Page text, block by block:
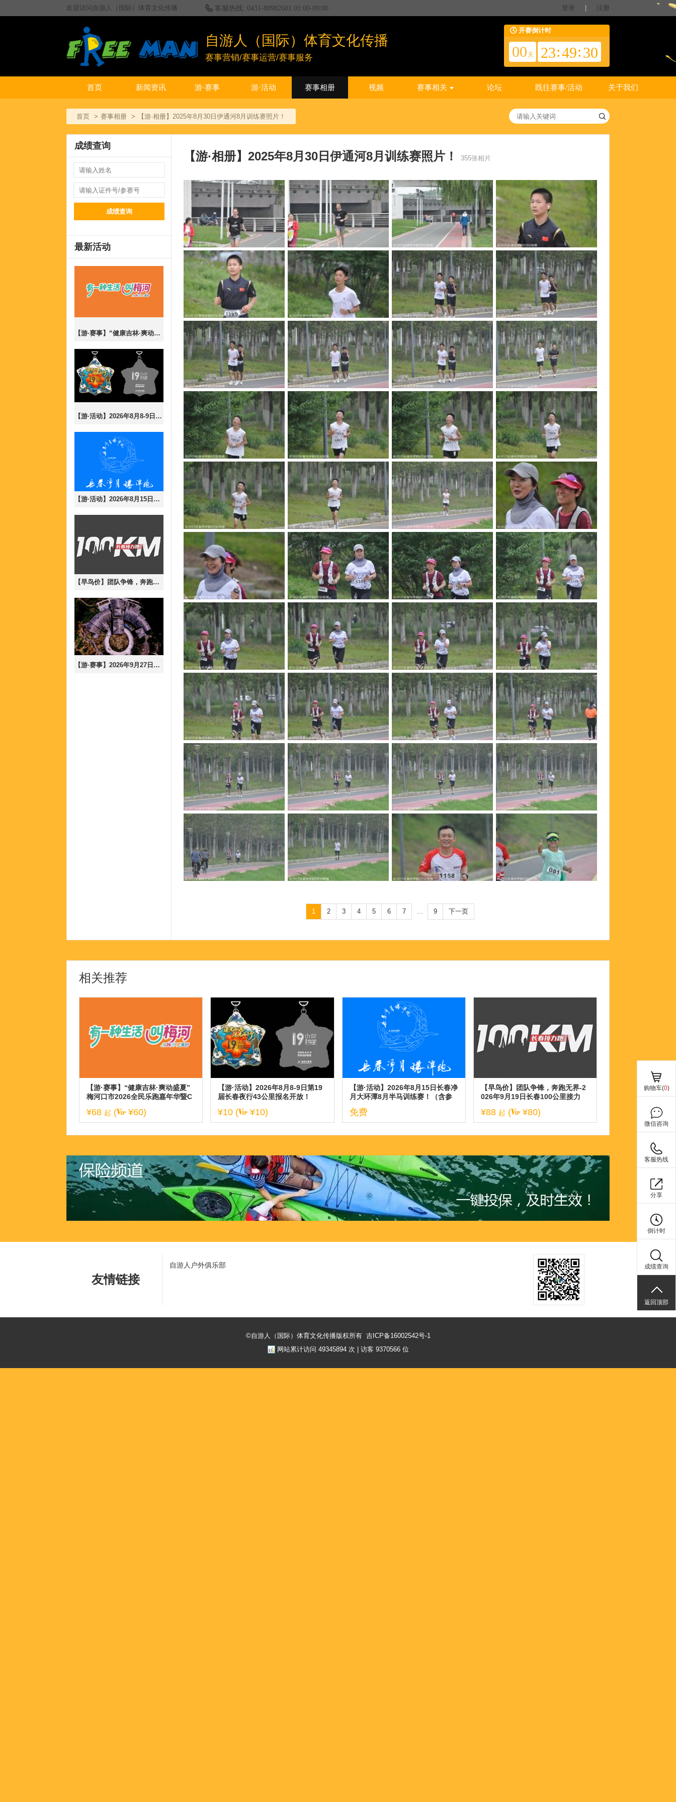
欢迎访问自游人（国际）体育文化传播 客服热线: 0431-88982601 01:00-09:00 登录 注册
自游人（国际）体育文化传播
赛事营销/赛事运营/赛事服务
开赛倒计时
00 天 23:49:29
首页 新闻资讯 游·赛事 游·活动 赛事相册 视频 赛事相关 论坛 既往赛事/活动 关于我们
首页 赛事相册 【游·相册】2025年8月30日伊通河8月训练赛照片！
成绩查询
成绩查询
最新活动
【游·赛事】“健康吉林·爽动盛夏”梅河口市2026全民乐跑嘉年华暨CBS10K公开赛梅河口站！
【游·活动】2026年8月8-9日第19届长春夜行43公里报名开放！
【游·活动】2026年8月15日长春净月大环潭8月半马训练赛！（含参与说明）
【早鸟价】团队争锋，奔跑无界-2026年9月19日长春100公里接力跑！
【游·赛事】2026年9月27日秘径长白，寻风沐林-长白山森氧mix跑！
【游·相册】2025年8月30日伊通河8月训练赛照片！ 355张相片
_DSC0342 _DSC0341 _DSC0340 _DSC0339
_DSC0338 _DSC0337 _DSC0336 _DSC0335
_DSC0334 _DSC0333 _DSC0332 _DSC0331
_DSC0330 _DSC0329 _DSC0328 _DSC0327
_DSC0326 _DSC0325 _DSC0324 _DSC0323
_DSC0322 _DSC0321 _DSC0320 _DSC0319
_DSC0318 _DSC0317 _DSC0316 _DSC0315
_DSC0314 _DSC0313 _DSC0312 _DSC0311
_DSC0310 _DSC0309 _DSC0308 _DSC0307
1 2 3 4 5 6 7 ... 9 下一页
相关推荐
【游·赛事】“健康吉林·爽动盛夏”
梅河口市2026全民乐跑嘉年华暨C
¥68 起 ( ¥60)
【游·活动】2026年8月8-9日第19
届长春夜行43公里报名开放！
¥10 ( ¥10)
【游·活动】2026年8月15日长春净
月大环潭8月半马训练赛！（含参
免费
【早鸟价】团队争锋，奔跑无界-2
026年9月19日长春100公里接力
¥88 起 ( ¥80)
友情链接
自游人户外俱乐部
©自游人（国际）体育文化传播版权所有 吉ICP备16002542号-1
网站累计访问 49345894 次 | 访客 9370566 位
购物车(0)
微信咨询
客服热线
分享
倒计时
成绩查询
返回顶部